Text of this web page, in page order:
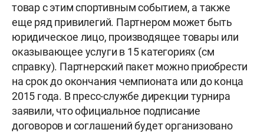
товар с этим спортивным событием, а также
еще ряд привилегий. Партнером может быть
юридическое лицо, производящее товары или
оказывающее услуги в 15 категориях (см
справку). Партнерский пакет можно приобрести
на срок до окончания чемпионата или до конца
2015 года. В пресс-службе дирекции турнира
заявили, что официальное подписание
договоров и соглашений будет организовано